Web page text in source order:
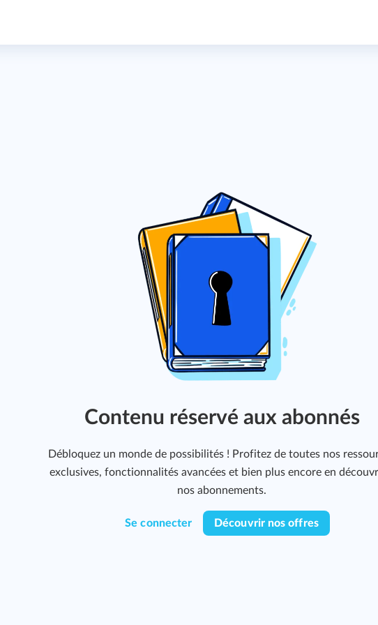
Contenu réservé aux abonnés
Débloquez un monde de possibilités ! Profitez de toutes nos
exclusives, fonctionnalités avancées et bien plus encore en
nos abonnements.
Se connecter Découvrir nos offres